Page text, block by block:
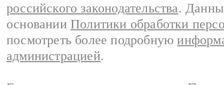
российского законодательства.
основании Политики обработки
посмотреть более подробную
администрацией.